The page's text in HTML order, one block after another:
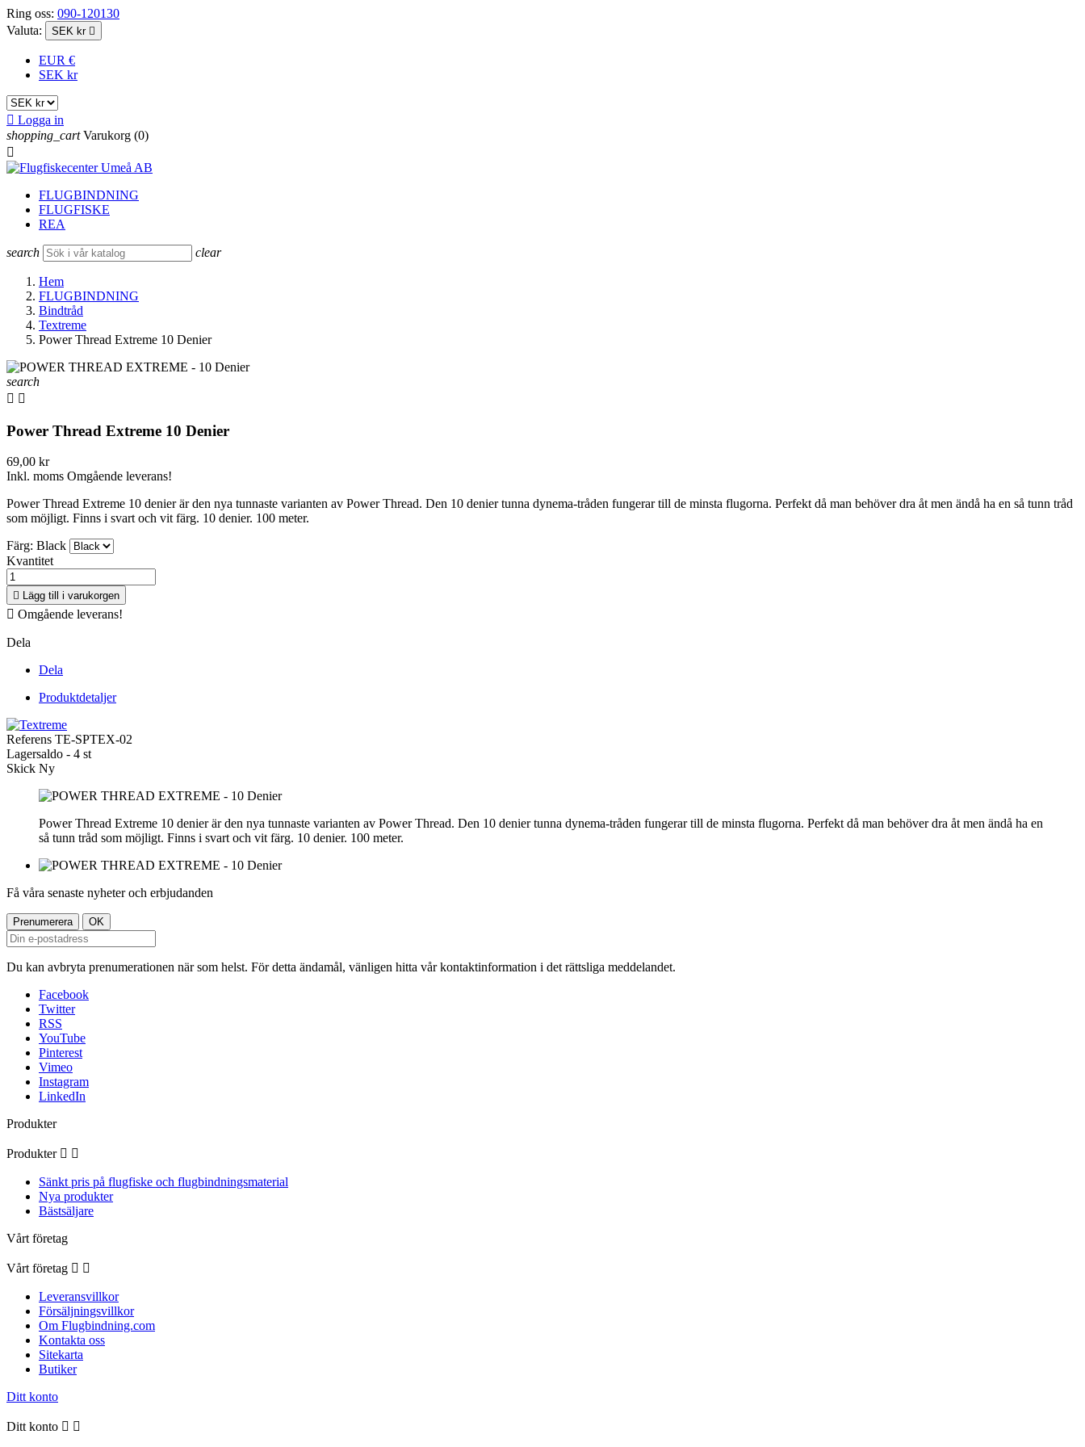
Ring oss: 090-120130
Valuta:
SEK kr 
EUR €
SEK kr
 Logga in
shopping_cart Varukorg (0)

FLUGBINDNING
FLUGFISKE
REA
search clear
Hem
FLUGBINDNING
Bindtråd
Textreme
Power Thread Extreme 10 Denier
search
 
Power Thread Extreme 10 Denier
69,00 kr
Inkl. moms Omgående leverans!
Power Thread Extreme 10 denier är den nya tunnaste varianten av Power Thread. Den 10 denier tunna dynema-tråden fungerar till de minsta flugorna. Perfekt då man behöver dra åt men ändå ha en så tunn tråd
som möjligt. Finns i svart och vit färg. 10 denier. 100 meter.
Färg: Black
Kvantitet
 Lägg till i varukorgen
 Omgående leverans!
Dela
Dela
Produktdetaljer
Referens TE-SPTEX-02
Lagersaldo - 4 st
Skick Ny
Power Thread Extreme 10 denier är den nya tunnaste varianten av Power Thread. Den 10 denier tunna dynema-tråden fungerar till de minsta flugorna. Perfekt då man behöver dra åt men ändå ha en
så tunn tråd som möjligt. Finns i svart och vit färg. 10 denier. 100 meter.
Få våra senaste nyheter och erbjudanden
Du kan avbryta prenumerationen när som helst. För detta ändamål, vänligen hitta vår kontaktinformation i det rättsliga meddelandet.
Facebook
Twitter
RSS
YouTube
Pinterest
Vimeo
Instagram
LinkedIn
Produkter
Produkter  
Sänkt pris på flugfiske och flugbindningsmaterial
Nya produkter
Bästsäljare
Vårt företag
Vårt företag  
Leveransvillkor
Försäljningsvillkor
Om Flugbindning.com
Kontakta oss
Sitekarta
Butiker
Ditt konto
Ditt konto  